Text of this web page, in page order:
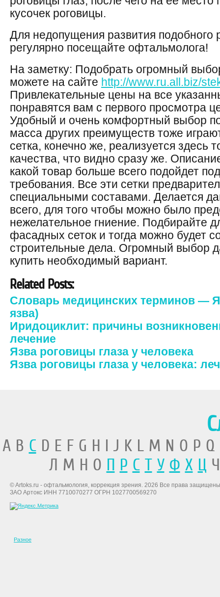
кусочек роговицы.
Для недопущения развития подобного
регулярно посещайте офтальмолога!
На заметку: Подобрать огромный
можете на сайте http://www.ru.all.biz/
Привлекательные цены на все
понравятся вам с первого просмотра
Удобный и очень комфортный выбор
масса других преимуществ тоже
сетка, конечно же, реализуется здесь
качества, что видно сразу же.
какой товар больше всего подойдет
требования. Все эти сетки
специальными составами. Делается
всего, для того чтобы можно было
нежелательное гниение. Подбирайте
фасадных сеток и тогда можно будет
строительные дела. Огромный выбор
купить необходимый вариант.
Related Posts:
Словарь медицинских терминов —
язва)
Иридоциклит: причины
лечение
Язва роговицы глаза у человека
Язва роговицы глаза у человека:
A B CD E F G H I J K L M N O P
Л М Н О П Р С Т У Ф Х Ц
© Artoks.ru - офтальмология, коррекция зрения. 2026 Все права
ЗАО Артокс ИНН 7710070277 ОГРН 1027700569270
Разное